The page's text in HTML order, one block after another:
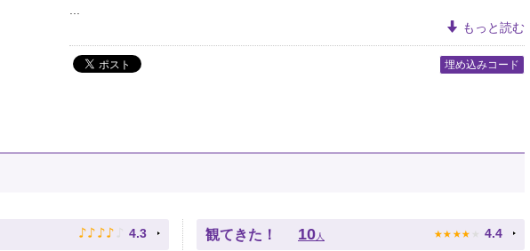
もっと読む
埋め込みコード
♪ ♪ ♪ ♪ ♪ 4.3 観てきた！ 10 人 ★ ★ ★ ★ ★ 4.4